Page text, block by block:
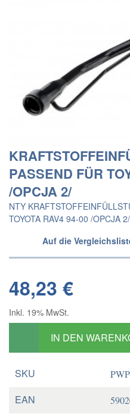
PASSEND FÜR
/OPCJA 2/
NTY
TOYOTA RAV4 94-00 /OPCJA
Auf die
48,23 €
Inkl. 19% MwSt.
IN DEN
SKU
EAN